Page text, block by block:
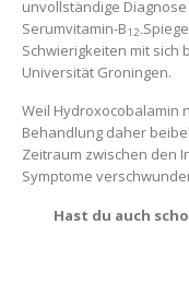
unvollständige
Serumvitamin-B12-
Schwierigkeiten mit sich
Universität Groningen.
Weil Hydroxocobalamin
Behandlung daher
Zeitraum zwischen den
Symptome
Hast du auch